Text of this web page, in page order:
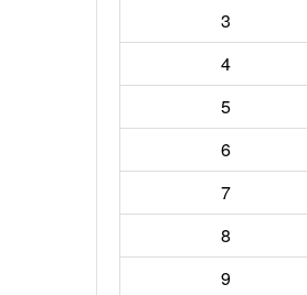
3
4
5
6
7
8
9